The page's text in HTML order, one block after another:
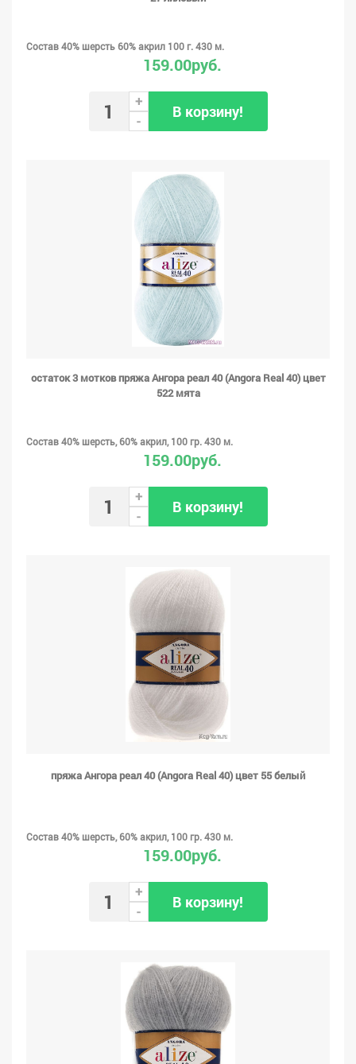
Состав 40% шерсть 60% акрил 100 г. 430 м.
159.00руб.
+
-
В корзину!
остаток 3 мотков пряжа Ангора реал 40 (Angora Real 40) цвет
522 мята
Состав 40% шерсть, 60% акрил, 100 гр. 430 м.
159.00руб.
+
-
В корзину!
пряжа Ангора реал 40 (Angora Real 40) цвет 55 белый
Состав 40% шерсть, 60% акрил, 100 гр. 430 м.
159.00руб.
+
-
В корзину!